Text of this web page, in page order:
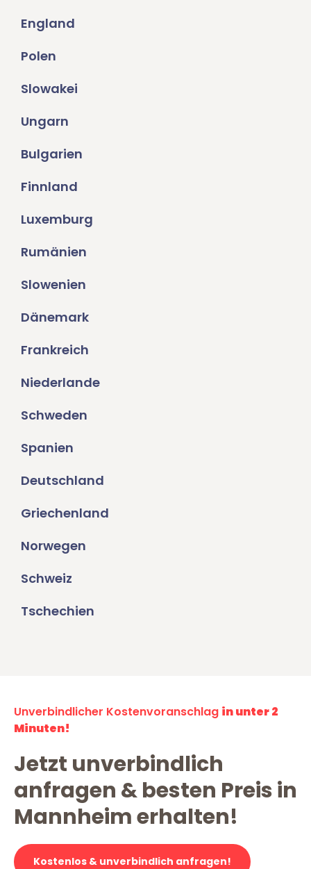
England
Polen
Slowakei
Ungarn
Bulgarien
Finnland
Luxemburg
Rumänien
Slowenien
Dänemark
Frankreich
Niederlande
Schweden
Spanien
Deutschland
Griechenland
Norwegen
Schweiz
Tschechien
Unverbindlicher Kostenvoranschlag in unter 2
Minuten!
Jetzt unverbindlich
anfragen & besten Preis in
Mannheim erhalten!
Kostenlos & unverbindlich anfragen!